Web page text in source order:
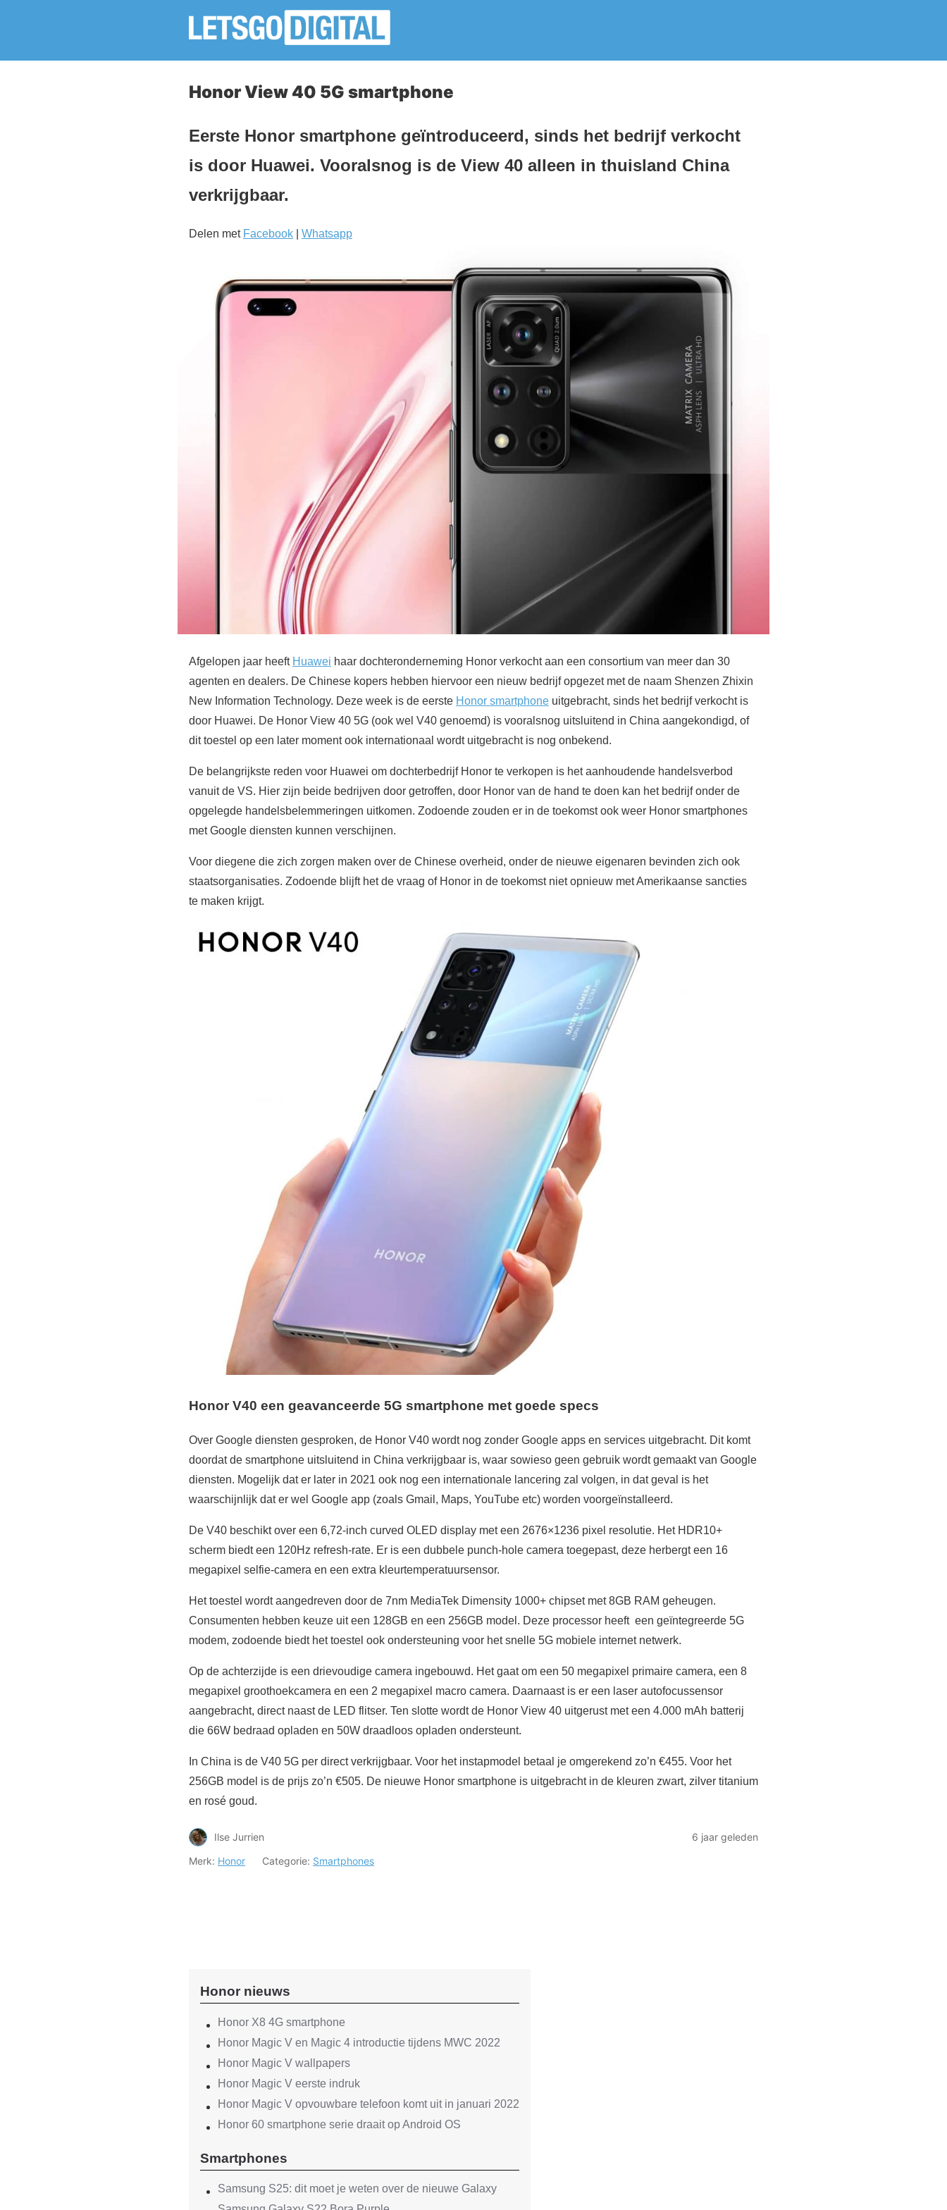
Honor View 40 5G smartphone
Eerste Honor smartphone geïntroduceerd, sinds het bedrijf verkocht
is door Huawei. Vooralsnog is de View 40 alleen in thuisland China
verkrijgbaar.
Delen met Facebook Whatsapp
Afgelopen jaar heeft Huawei haar dochteronderneming Honor verkocht aan een consortium van meer dan 30
agenten en dealers. De Chinese kopers hebben hiervoor een nieuw bedrijf opgezet met de naam Shenzen Zhixin
New Information Technology. Deze week is de eerste Honor smartphone uitgebracht, sinds het bedrijf verkocht is
door Huawei. De Honor View 40 5G (ook wel V40 genoemd) is vooralsnog uitsluitend in China aangekondigd, of
dit toestel op een later moment ook internationaal wordt uitgebracht is nog onbekend.
De belangrijkste reden voor Huawei om dochterbedrijf Honor te verkopen is het aanhoudende handelsverbod
vanuit de VS. Hier zijn beide bedrijven door getroffen, door Honor van de hand te doen kan het bedrijf onder de
opgelegde handelsbelemmeringen uitkomen. Zodoende zouden er in de toekomst ook weer Honor smartphones
met Google diensten kunnen verschijnen.
Voor diegene die zich zorgen maken over de Chinese overheid, onder de nieuwe eigenaren bevinden zich ook
staatsorganisaties. Zodoende blijft het de vraag of Honor in de toekomst niet opnieuw met Amerikaanse sancties
te maken krijgt.
Honor V40 een geavanceerde 5G smartphone met goede specs
Over Google diensten gesproken, de Honor V40 wordt nog zonder Google apps en services uitgebracht. Dit komt
doordat de smartphone uitsluitend in China verkrijgbaar is, waar sowieso geen gebruik wordt gemaakt van Google
diensten. Mogelijk dat er later in 2021 ook nog een internationale lancering zal volgen, in dat geval is het
waarschijnlijk dat er wel Google app (zoals Gmail, Maps, YouTube etc) worden voorgeïnstalleerd.
De V40 beschikt over een 6,72-inch curved OLED display met een 2676×1236 pixel resolutie. Het HDR10+
scherm biedt een 120Hz refresh-rate. Er is een dubbele punch-hole camera toegepast, deze herbergt een 16
megapixel selfie-camera en een extra kleurtemperatuursensor.
Het toestel wordt aangedreven door de 7nm MediaTek Dimensity 1000+ chipset met 8GB RAM geheugen.
Consumenten hebben keuze uit een 128GB en een 256GB model. Deze processor heeft een geïntegreerde 5G
modem, zodoende biedt het toestel ook ondersteuning voor het snelle 5G mobiele internet netwerk.
Op de achterzijde is een drievoudige camera ingebouwd. Het gaat om een 50 megapixel primaire camera, een 8
megapixel groothoekcamera en een 2 megapixel macro camera. Daarnaast is er een laser autofocussensor
aangebracht, direct naast de LED flitser. Ten slotte wordt de Honor View 40 uitgerust met een 4.000 mAh batterij
die 66W bedraad opladen en 50W draadloos opladen ondersteunt.
In China is de V40 5G per direct verkrijgbaar. Voor het instapmodel betaal je omgerekend zo’n €455. Voor het
256GB model is de prijs zo’n €505. De nieuwe Honor smartphone is uitgebracht in de kleuren zwart, zilver titanium
en rosé goud.
Ilse Jurrien
6 jaar geleden
Merk: Honor Categorie: Smartphones
Honor nieuws
Honor X8 4G smartphone
Honor Magic V en Magic 4 introductie tijdens MWC 2022
Honor Magic V wallpapers
Honor Magic V eerste indruk
Honor Magic V opvouwbare telefoon komt uit in januari 2022
Honor 60 smartphone serie draait op Android OS
Smartphones
Samsung S25: dit moet je weten over de nieuwe Galaxy